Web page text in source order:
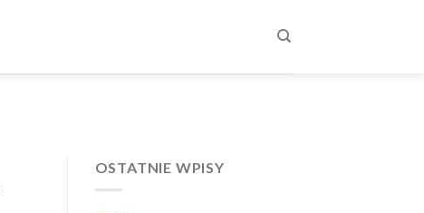
OSTATNIE WPISY